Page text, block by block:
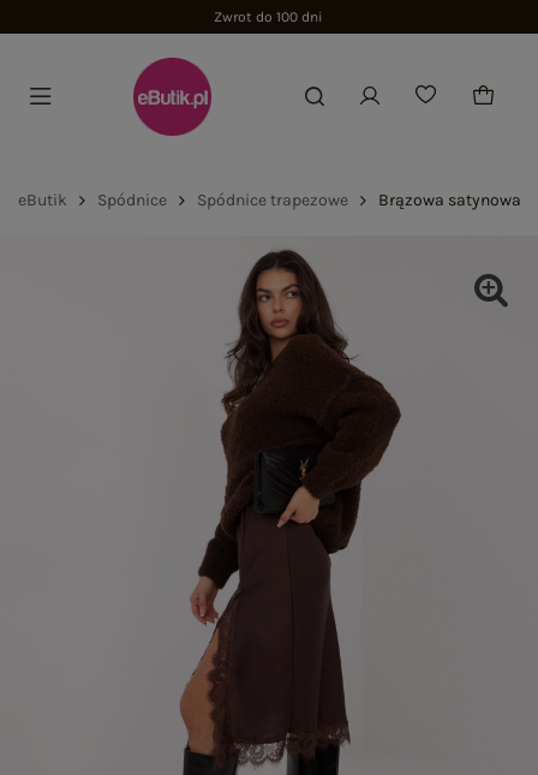
Zwrot do 100 dni
eButik Spódnice Spódnice trapezowe Brązowa satynowa